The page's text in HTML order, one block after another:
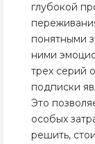
глубокой
понятными
ними
трех серий
подписки
Это
особых
решить,